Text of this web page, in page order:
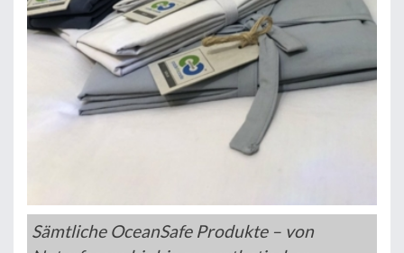
Sämtliche OceanSafe Produkte – von